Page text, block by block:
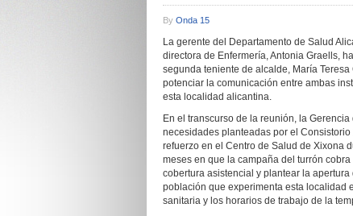
By Onda 15
La gerente del Departamento de Salud
directora de Enfermería, Antonia Graells,
segunda teniente de alcalde, María
potenciar la comunicación entre ambas
esta localidad alicantina.
En el transcurso de la reunión, la
necesidades planteadas por el
refuerzo en el Centro de Salud de Xixona
meses en que la campaña del turrón
cobertura asistencial y plantear la
población que experimenta esta localidad
sanitaria y los horarios de trabajo de la